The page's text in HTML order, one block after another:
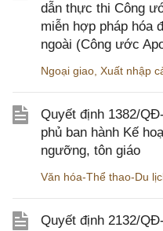
dẫn thực thi Công
miễn hợp pháp hóa
ngoài (Công ước
Ngoại giao Xuất nhập
Quyết định 1382/
phủ ban hành Kế
ngưỡng, tôn giáo
Văn hóa-Thể thao-Du
Quyết định 2132/